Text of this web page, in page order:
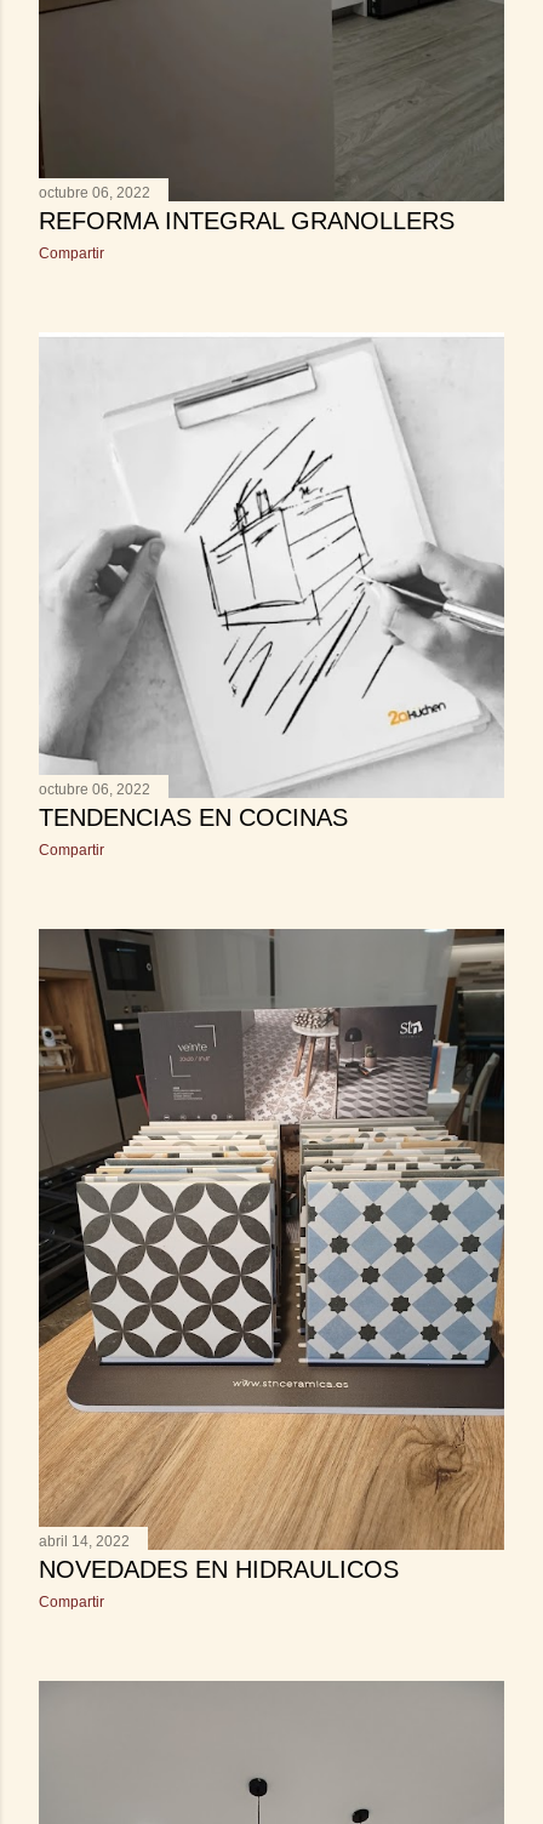
octubre 06, 2022
REFORMA INTEGRAL GRANOLLERS
Compartir
octubre 06, 2022
TENDENCIAS EN COCINAS
Compartir
abril 14, 2022
NOVEDADES EN HIDRAULICOS
Compartir